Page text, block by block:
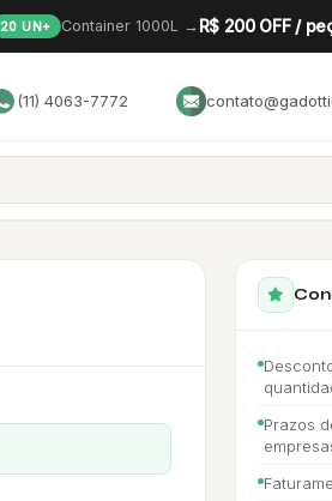
20 UN+ Container 1000L → R$ 200 OFF /
(11) 4063-7772
Prazos